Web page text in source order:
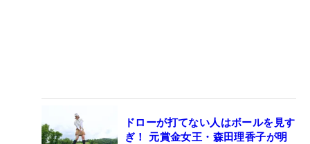
ドローが打てない人はボールを見す
ぎ！ 元賞金女王・森田理香子が明